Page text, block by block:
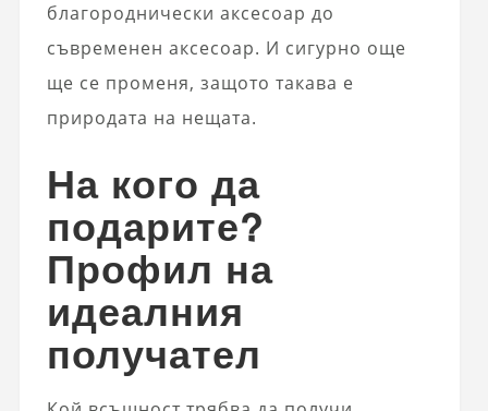
благороднически аксесоар до
съвременен аксесоар. И сигурно още
ще се променя, защото такава е
природата на нещата.
На кого да
подарите?
Профил на
идеалния
получател